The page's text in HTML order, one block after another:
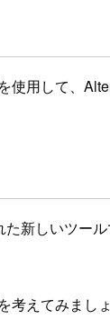
使用して、
新しいツー
考えてみま